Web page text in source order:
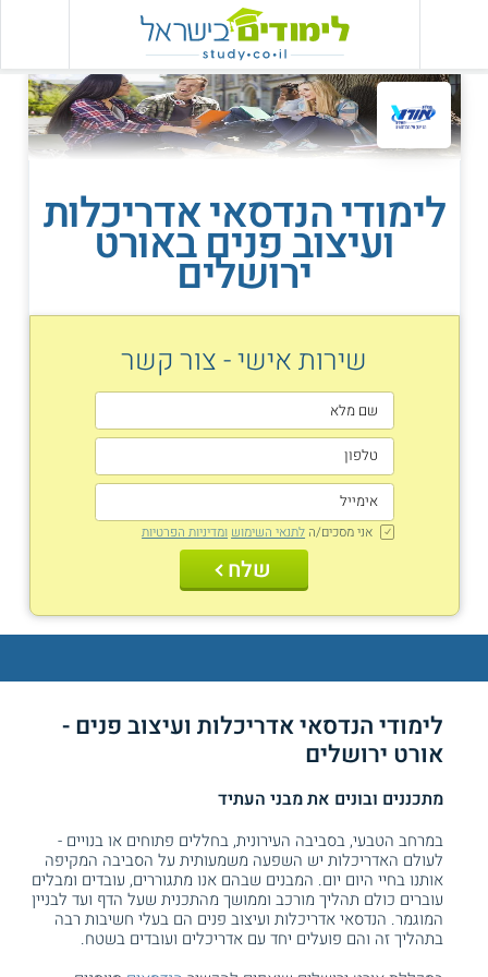
לימודי הנדסאי אדריכלות
ועיצוב פנים באורט
ירושלים
שירות אישי - צור קשר
אני מסכים/ה לתנאי השימוש ומדיניות הפרטיות
שלח
לימודי הנדסאי אדריכלות ועיצוב פנים -
אורט ירושלים
מתכננים ובונים את מבני העתיד
במרחב הטבעי, בסביבה העירונית, בחללים פתוחים או בנויים -
לעולם האדריכלות יש השפעה משמעותית על הסביבה המקיפה
אותנו בחיי היום יום. המבנים שבהם אנו מתגוררים, עובדים ומבלים
עוברים כולם תהליך מורכב וממושך מהתכנית שעל הדף ועד לבניין
המוגמר. הנדסאי אדריכלות ועיצוב פנים הם בעלי חשיבות רבה
בתהליך זה והם פועלים יחד עם אדריכלים ועובדים בשטח.